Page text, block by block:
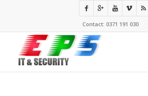
Contact: 0371 191 030